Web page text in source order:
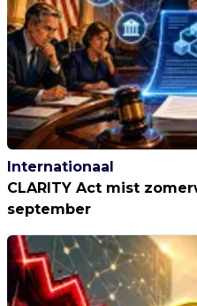
Internationaal
CLARITY Act mist
september